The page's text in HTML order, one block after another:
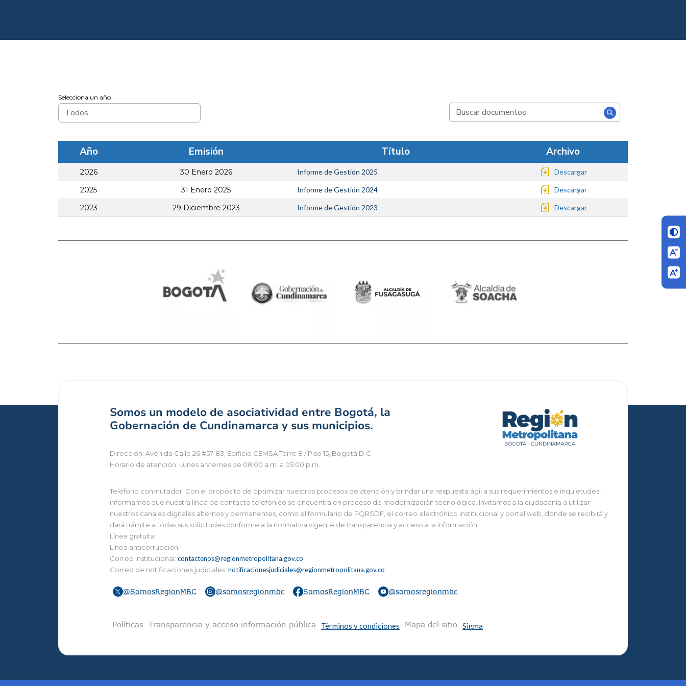
Selecciona un año
Año Emisión Título Archivo
2026 30 Enero 2026 Informe de Gestión 2025 Descargar
2025 31 Enero 2025 Informe de Gestión 2024 Descargar
2023 29 Diciembre 2023 Informe de Gestión 2023 Descargar
Somos un modelo de asociatividad entre Bogotá, la
Gobernación de Cundinamarca y sus municipios.
Dirección: Avenida Calle 26 #57-83, Edificio CEMSA Torre 8 / Piso 15, Bogotá D.C
Horario de atención: Lunes a Viernes de 08:00 a.m. a 05:00 p.m.
Teléfono conmutador: Con el propósito de optimizar nuestros procesos de atención y brindar una respuesta ágil a sus requerimientos e inquietudes,
informamos que nuestra línea de contacto telefónico se encuentra en proceso de modernización tecnológica. Invitamos a la ciudadanía a utilizar
nuestros canales digitales alternos y permanentes, como el formulario de PQRSDF, el correo electrónico institucional y portal web, donde se recibirá y
dará trámite a todas sus solicitudes conforme a la normativa vigente de transparencia y acceso a la información.
Línea gratuita:
Línea anticorrupción:
Correo institucional: contactenos@regionmetropolitana.gov.co
Correo de notificaciones judiciales: notificacionesjudiciales@regionmetropolitana.gov.co
@SomosRegionMBC @somosregionmbc SomosRegionMBC @somosregionmbc
Pie de página
Políticas Transparencia y acceso información pública Términos y condiciones Mapa del sitio Sigma